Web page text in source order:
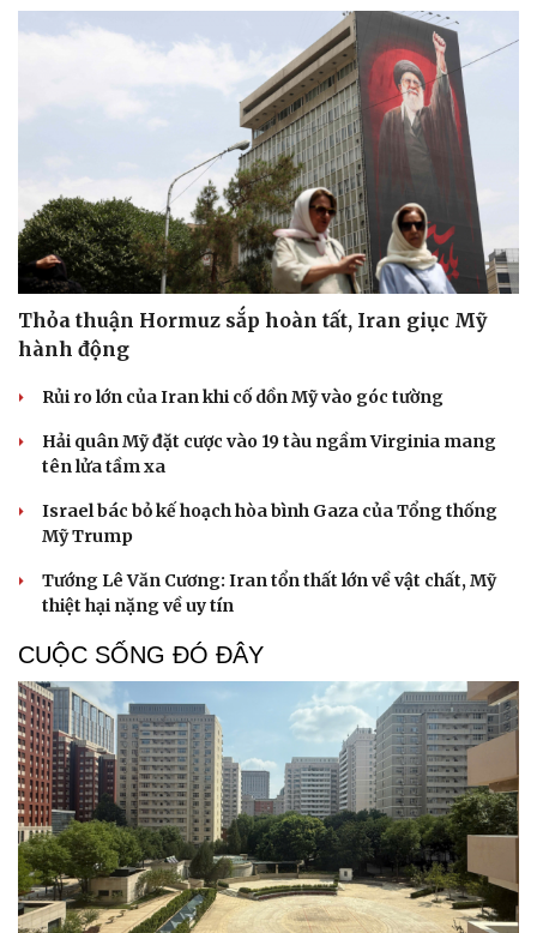
Thỏa thuận Hormuz sắp hoàn tất, Iran giục Mỹ
hành động
Rủi ro lớn của Iran khi cố dồn Mỹ vào góc tường
Hải quân Mỹ đặt cược vào 19 tàu ngầm Virginia mang
tên lửa tầm xa
Israel bác bỏ kế hoạch hòa bình Gaza của Tổng thống
Mỹ Trump
Tướng Lê Văn Cương: Iran tổn thất lớn về vật chất, Mỹ
thiệt hại nặng về uy tín
CUỘC SỐNG ĐÓ ĐÂY